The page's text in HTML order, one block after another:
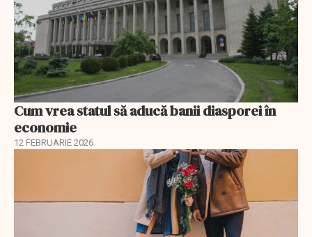
Cum vrea statul să aducă banii diasporei în
economie
12 FEBRUARIE 2026